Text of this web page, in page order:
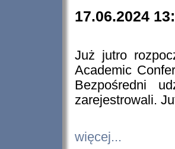
17.06.2024
Już jutro
Academic
Bezpośredni
zarejestrowali.
więcej...